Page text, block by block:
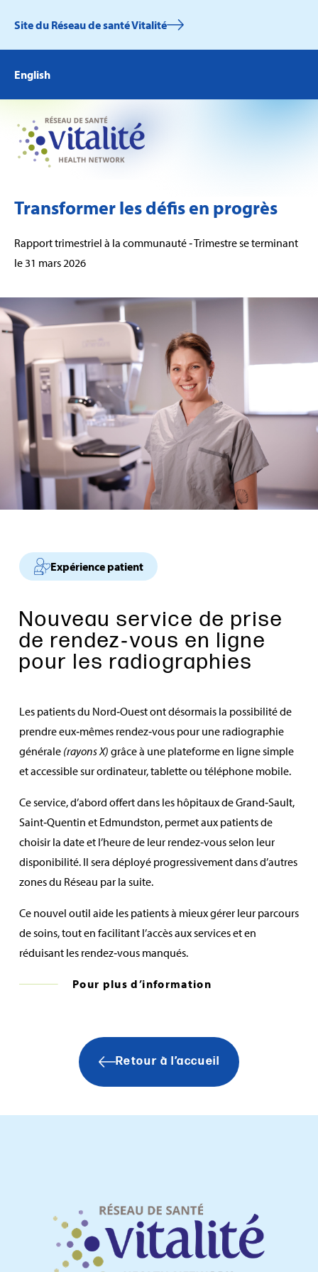
Site du Réseau de santé Vitalité
English
Transformer les défis en progrès
Rapport trimestriel à la communauté ‑ Trimestre se terminant
le 31 mars 2026
Expérience patient
Nouveau service de prise
de rendez‑vous en ligne
pour les radiographies
Les patients du Nord‑Ouest ont désormais la possibilité de
prendre eux‑mêmes rendez‑vous pour une radiographie
générale (rayons X) grâce à une plateforme en ligne simple
et accessible sur ordinateur, tablette ou téléphone mobile.
Ce service, d’abord offert dans les hôpitaux de Grand‑Sault,
Saint‑Quentin et Edmundston, permet aux patients de
choisir la date et l’heure de leur rendez‑vous selon leur
disponibilité. Il sera déployé progressivement dans d’autres
zones du Réseau par la suite.
Ce nouvel outil aide les patients à mieux gérer leur parcours
de soins, tout en facilitant l’accès aux services et en
réduisant les rendez‑vous manqués.
Pour plus d’information
Retour à l’accueil